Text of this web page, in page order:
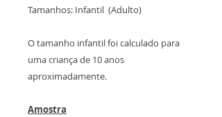
Tamanhos: Infantil (Adulto)
O tamanho infantil foi calculado para
uma criança de 10 anos
aproximadamente.
Amostra